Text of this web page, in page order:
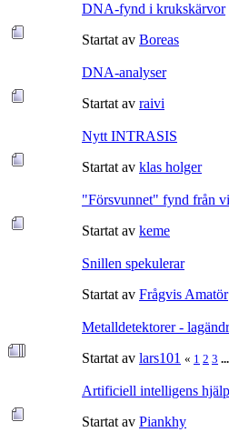
DNA-fynd i krukskärvor
Startat av Boreas
DNA-analyser
Startat av raivi
Nytt INTRASIS
Startat av klas holger
"Försvunnet" fynd från
Startat av keme
Snillen spekulerar
Startat av Frågvis Amatör
Metalldetektorer -
Startat av lars101 « 1 2 3 ...
Artificiell intelligens
Startat av Piankhy